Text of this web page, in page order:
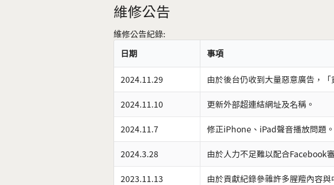
維修公告
維修公告紀錄:
日期
事項
2024.11.29 由於後台仍收到大量惡意廣告，「
2024.11.10 更新外部超連結網址及名稱。
2024.11.7 修正iPhone、iPad聲音播放問題。
2024.3.28 由於人力不足難以配合Facebook
2023.11.13 由於貢獻紀錄參雜許多腥羶內容